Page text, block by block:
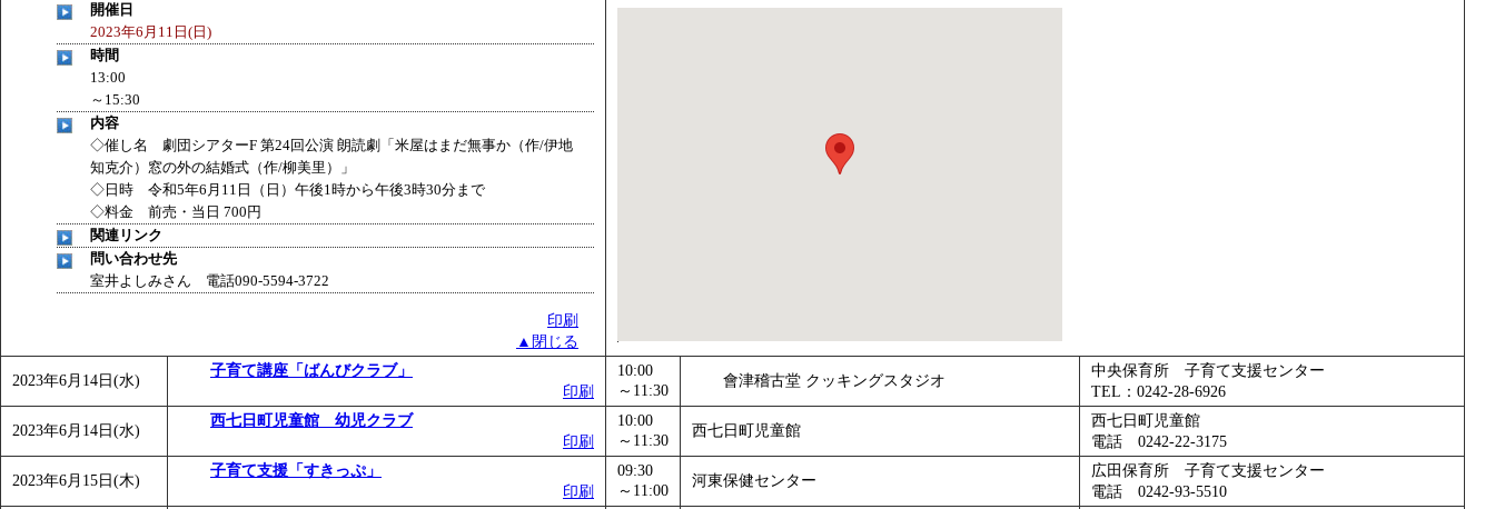
開催日
2023年6月11日(日)
時間
13:00
～15:30
内容
◇催し名 劇団シアターF 第24回公演 朗読劇「米屋はまだ無事か（作/伊地
知克介）窓の外の結婚式（作/柳美里）」
◇日時 令和5年6月11日（日）午後1時から午後3時30分まで
◇料金 前売・当日 700円
関連リンク
問い合わせ先
室井よしみさん 電話090-5594-3722
印刷
▲閉じる
2023年6月14日(水)
子育て講座「ばんびクラブ」
印刷
10:00
～11:30
會津稽古堂 クッキングスタジオ
中央保育所 子育て支援センター
TEL：0242-28-6926
2023年6月14日(水)
西七日町児童館 幼児クラブ
印刷
10:00
～11:30
西七日町児童館
西七日町児童館
電話 0242-22-3175
2023年6月15日(木)
子育て支援「すきっぷ」
印刷
09:30
～11:00
河東保健センター
広田保育所 子育て支援センター
電話 0242-93-5510